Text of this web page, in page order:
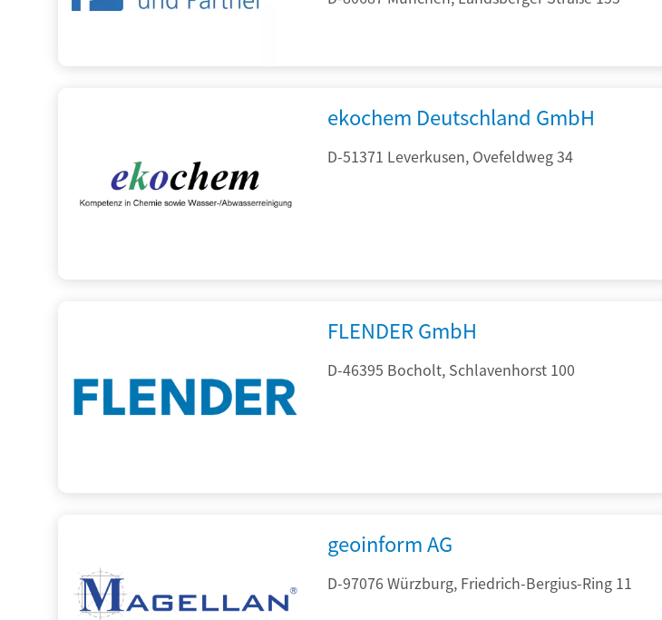
ekochem Deutschland GmbH
D-51371 Leverkusen, Ovefeldweg 34
FLENDER GmbH
D-46395 Bocholt, Schlavenhorst 100
geoinform AG
D-97076 Würzburg, Friedrich-Bergius-Ring 11